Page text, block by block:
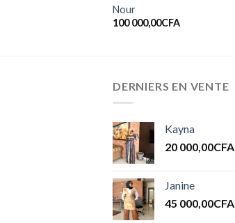
Nour
100 000,00CFA
DERNIERS EN VENTE
Kayna
20 000,00CFA
Janine
45 000,00CFA